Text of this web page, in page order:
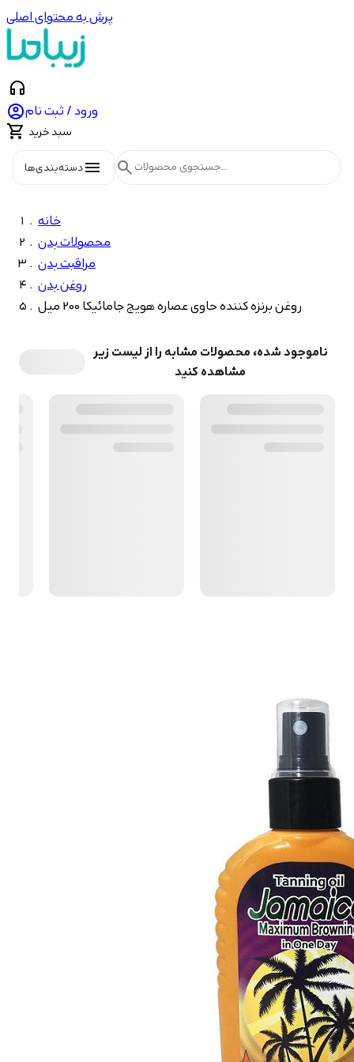
پرش به محتوای اصلی
headphones
ورود / ثبت نام
 سبد خرید
menuدسته‌بندی‌ها search
خانه
محصولات بدن
مراقبت بدن
روغن بدن
روغن برنزه کننده حاوی عصاره هویج جامائیکا 200 میل
ناموجود شده، محصولات مشابه را از لیست زیر
مشاهده کنید